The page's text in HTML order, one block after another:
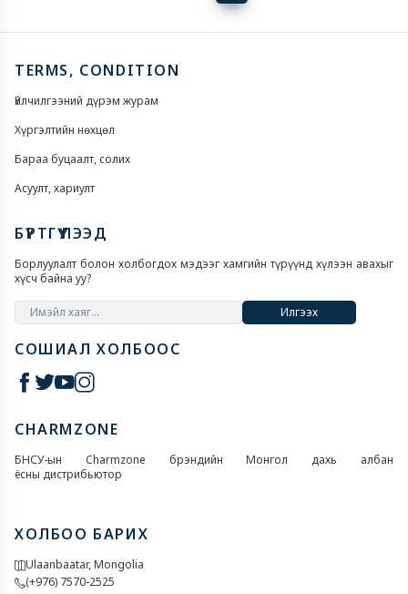
TERMS, CONDITION
Үйлчилгээний дүрэм журам
Хүргэлтийн нөхцөл
Бараа буцаалт, солих
Асуулт, хариулт
БҮРТГҮҮЛЭЭД
Борлуулалт болон холбогдох мэдээг хамгийн түрүүнд хүлээн авахыг
хүсч байна уу?
Илгээх
СОШИАЛ ХОЛБООС
CHARMZONE
БНСУ-ын Charmzone брэндийн Монгол дахь албан
ёсны дистрибьютор
ХОЛБОО БАРИХ
Ulaanbaatar, Mongolia
(+976) 7570-2525